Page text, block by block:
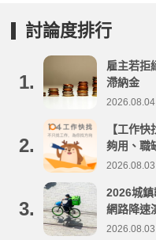
討論度排行
1.
雇主若拒
滯納金
2.
【工作
夠用、職
3.
2026城
網路降速
事項整理